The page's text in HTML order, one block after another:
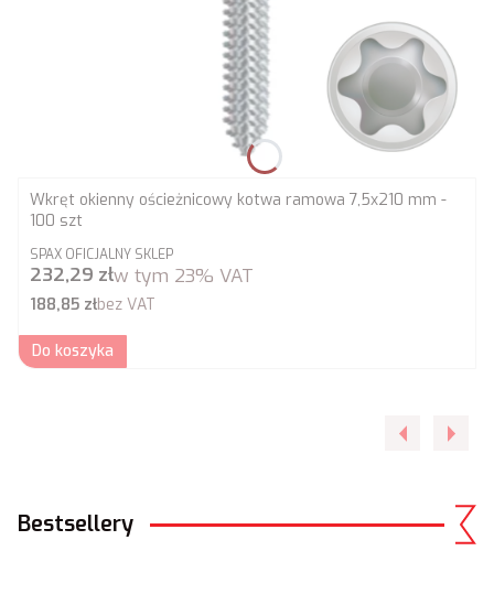
Wkręt okienny ościeżnicowy kotwa ramowa 7,5x210 mm -
100 szt
PRODUCENT
SPAX OFICJALNY SKLEP
Cena brutto
232,29 złw tym 23% VAT
Cena netto
188,85 złbez VAT
Do koszyka
Bestsellery